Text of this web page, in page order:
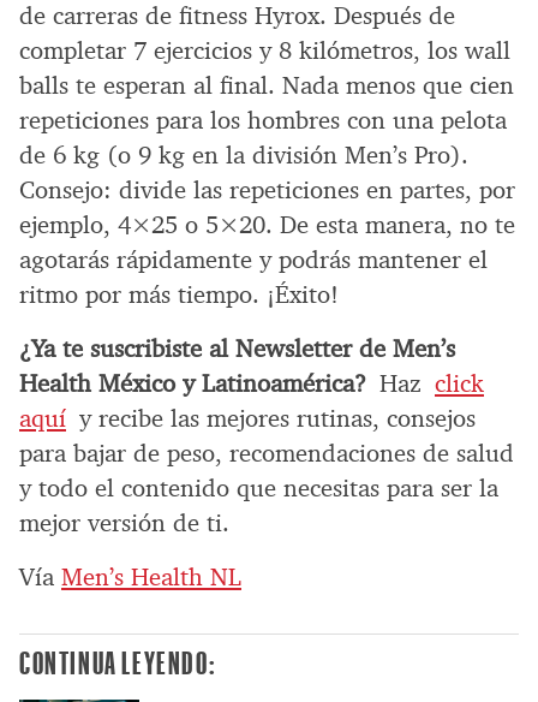
de carreras de fitness Hyrox. Después de
completar 7 ejercicios y 8 kilómetros, los wall
balls te esperan al final. Nada menos que cien
repeticiones para los hombres con una pelota
de 6 kg (o 9 kg en la división Men’s Pro).
Consejo: divide las repeticiones en partes, por
ejemplo, 4×25 o 5×20. De esta manera, no te
agotarás rápidamente y podrás mantener el
ritmo por más tiempo. ¡Éxito!
¿Ya te suscribiste al Newsletter de Men’s
Health México y Latinoamérica? Haz click
aquí y recibe las mejores rutinas, consejos
para bajar de peso, recomendaciones de salud
y todo el contenido que necesitas para ser la
mejor versión de ti.
Vía Men’s Health NL
CONTINUA LEYENDO: